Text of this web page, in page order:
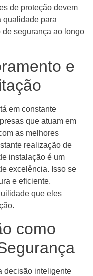
de proteção devem
qualidade para
de segurança ao longo
e
em constante
que atuam em
as melhores
realização de
instalação é um
excelência. Isso se
e eficiente,
que eles
como
decisão inteligente